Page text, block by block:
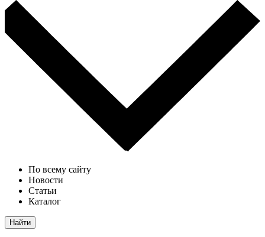
По всему сайту
Новости
Статьи
Каталог
Найти